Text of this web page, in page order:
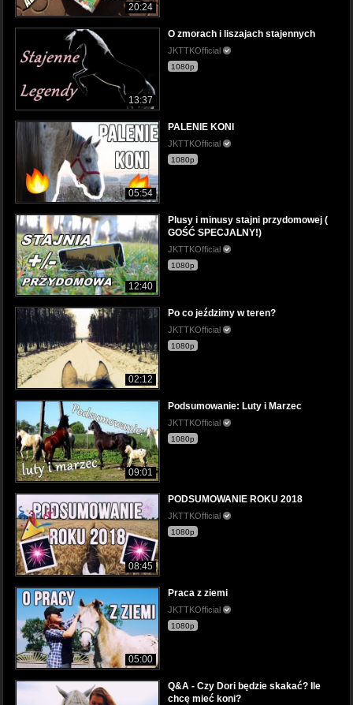
20:24
13:37
O zmorach i liszajach stajennych
JKTTKOfficial
1080p
05:54
PALENIE KONI
JKTTKOfficial
1080p
12:40
Plusy i minusy stajni przydomowej (
GOŚĆ SPECJALNY!)
JKTTKOfficial
1080p
02:12
Po co jeździmy w teren?
JKTTKOfficial
1080p
09:01
Podsumowanie: Luty i Marzec
JKTTKOfficial
1080p
08:45
PODSUMOWANIE ROKU 2018
JKTTKOfficial
1080p
05:00
Praca z ziemi
JKTTKOfficial
1080p
Q&A - Czy Dori będzie skakać? Ile
chcę mieć koni?